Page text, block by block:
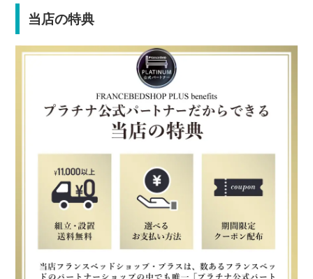
当店の特典